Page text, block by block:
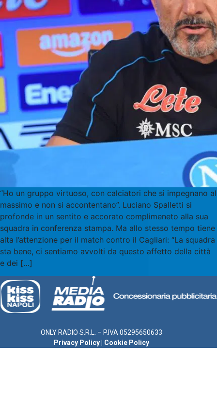
“Ho un gruppo virtuoso, con calciatori che si impegnano al
massimo e non si accontentano”. Luciano Spalletti si
profonde in un sentito e accorato complimeneto alla sua
squadra in conferenza stampa. Ma allo stesso tempo tiene
alta l’attenzione per il match contro il Cagliari: “La squadra
sta bene, ci sentiamo avvolti da questo affetto della città
e dei […]
ONLY RADIO S.R.L. – P.IVA 05295650633
Privacy Policy
Cookie Policy